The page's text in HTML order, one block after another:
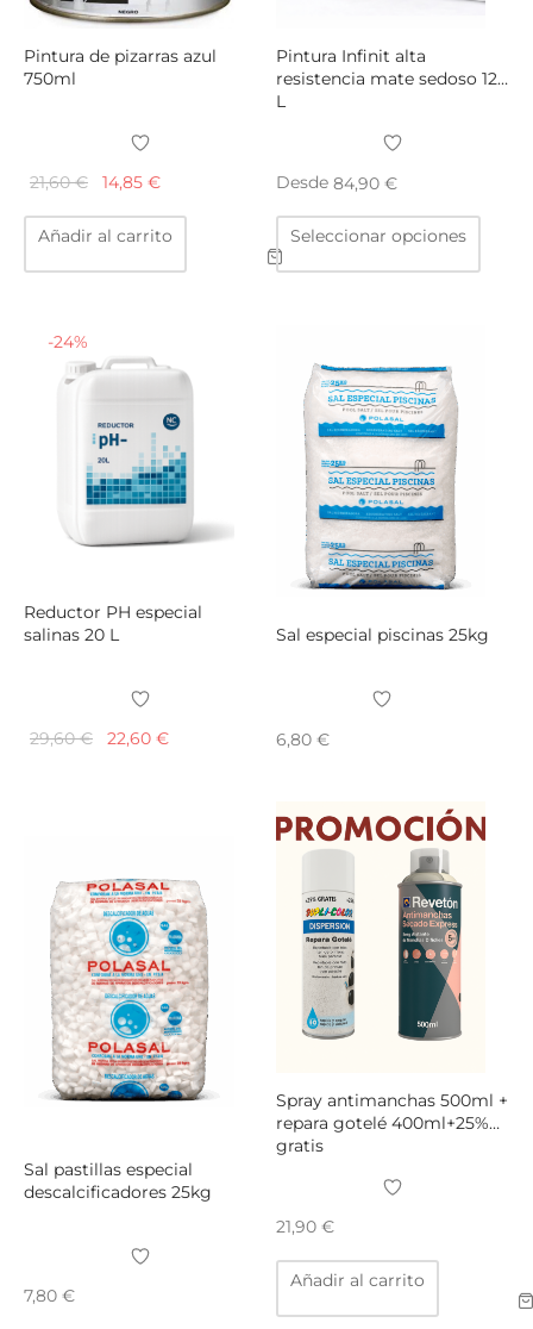
Pintura de pizarras azul
750ml
21,60€
El
precio
original
era:
14,85 €
precio
actual
es:
Añadir al carrito
Pintura Infinit alta
resistencia mate sedoso 12
L
Desde 84,90 €
Seleccionar opciones
Este
tiene
-24%
Reductor PH especial
salinas 20 L
29,60€
El
22,60 €
Sal especial piscinas 25kg
6,80 €
Sal pastillas especial
descalcificadores 25kg
7,80 €
Spray antimanchas 500ml +
repara gotelé 400ml+25%
gratis
21,90 €
Añadir al carrito